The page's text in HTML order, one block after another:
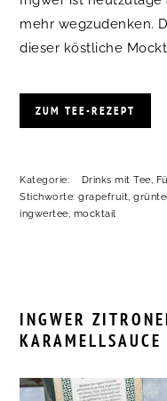
mehr wegzudenken.
dieser köstliche
ZUM TEE-REZEPT
Kategorie: Drinks mit Tee,
Stichworte:grapefruit,
ingwertee, mocktail
INGWER
KARAMELLSAUCE